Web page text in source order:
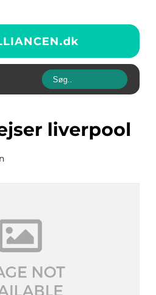
dk
liverpool